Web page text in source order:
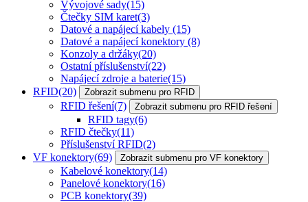
Vývojové sady(15)
Čtečky SIM karet(3)
Datové a napájecí kabely (15)
Datové a napájecí konektory (8)
Konzoly a držáky(20)
Ostatní příslušenství(22)
Napájecí zdroje a baterie(15)
RFID(20) Zobrazit submenu pro RFID
RFID řešení(7) Zobrazit submenu pro RFID řešení
RFID tagy(6)
RFID čtečky(11)
Příslušenství RFID(2)
VF konektory(69) Zobrazit submenu pro VF konektory
Kabelové konektory(14)
Panelové konektory(16)
PCB konektory(39)